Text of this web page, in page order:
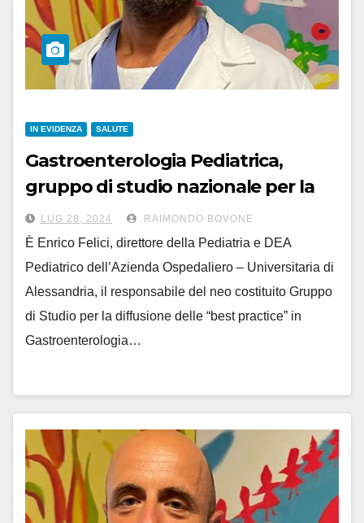
IN EVIDENZA SALUTE
Gastroenterologia Pediatrica,
gruppo di studio nazionale per la
diffusione delle “best practice”
LUG 28, 2024 RAIMONDO BOVONE
È Enrico Felici, direttore della Pediatria e DEA
Pediatrico dell’Azienda Ospedaliero – Universitaria di
Alessandria, il responsabile del neo costituito Gruppo
di Studio per la diffusione delle “best practice” in
Gastroenterologia…